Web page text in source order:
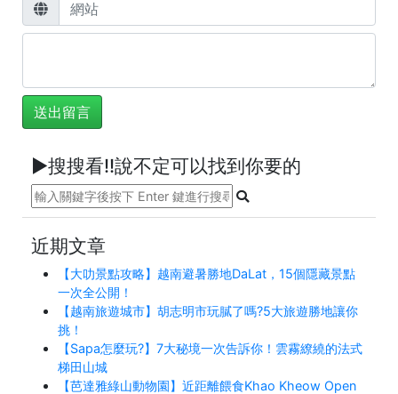
►搜搜看!!說不定可以找到你要的
近期文章
【大叻景點攻略】越南避暑勝地DaLat，15個隱藏景點
一次全公開！
【越南旅遊城市】胡志明市玩膩了嗎?5大旅遊勝地讓你
挑！
【Sapa怎麼玩?】7大秘境一次告訴你！雲霧繚繞的法式
梯田山城
【芭達雅綠山動物園】近距離餵食Khao Kheow Open